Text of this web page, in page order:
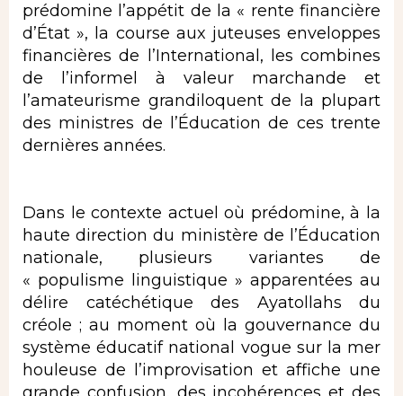
prédomine l’appétit de la « rente financière
d’État », la course aux juteuses enveloppes
financières de l’International, les combines
de l’informel à valeur marchande et
l’amateurisme grandiloquent de la plupart
des ministres de l’Éducation de ces trente
dernières années.
Dans le contexte actuel où prédomine, à la
haute direction du ministère de l’Éducation
nationale, plusieurs variantes de
« populisme linguistique » apparentées au
délire catéchétique des Ayatollahs du
créole ; au moment où la gouvernance du
système éducatif national vogue sur la mer
houleuse de l’improvisation et affiche une